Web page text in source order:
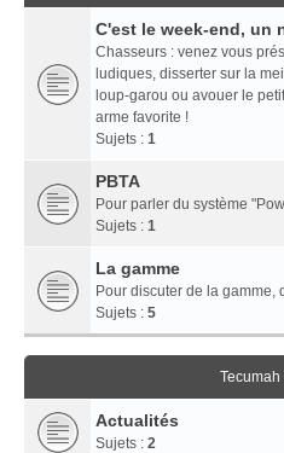
C'est le week-end, un
Chasseurs : venez vous
ludiques, disserter sur la
loup-garou ou avouer le
arme favorite !
Sujets : 1
PBTA
Pour parler du système
Sujets : 1
La gamme
Pour discuter de la gamme,
Sujets : 5
Tecumah
Actualités
Sujets : 2